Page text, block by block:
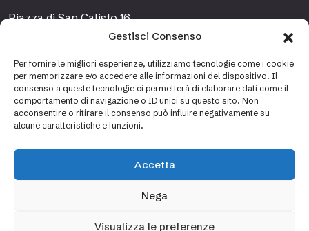
Gestisci Consenso
Per fornire le migliori esperienze, utilizziamo tecnologie come i cookie
per memorizzare e/o accedere alle informazioni del dispositivo. Il
consenso a queste tecnologie ci permetterà di elaborare dati come il
comportamento di navigazione o ID unici su questo sito. Non
acconsentire o ritirare il consenso può influire negativamente su
alcune caratteristiche e funzioni.
Accetta
Nega
Visualizza le preferenze
Piazza di San Calisto 16,
www.fondazioneetagrande.org
SEGRETERIA
info@fondazioneetagrande.it